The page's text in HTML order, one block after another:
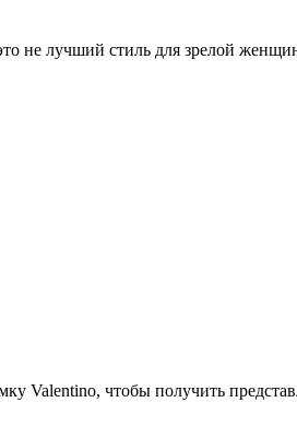
не лучший стиль для зрелой
Valentino, чтобы получить